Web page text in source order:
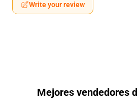
Write your review
Mejores vendedores